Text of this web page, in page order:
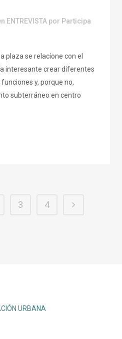
ENTREVISTA por Participa
plaza se relacione con el
interesante crear diferentes
y, porque no,
subterráneo en centro
3 4
URBANA